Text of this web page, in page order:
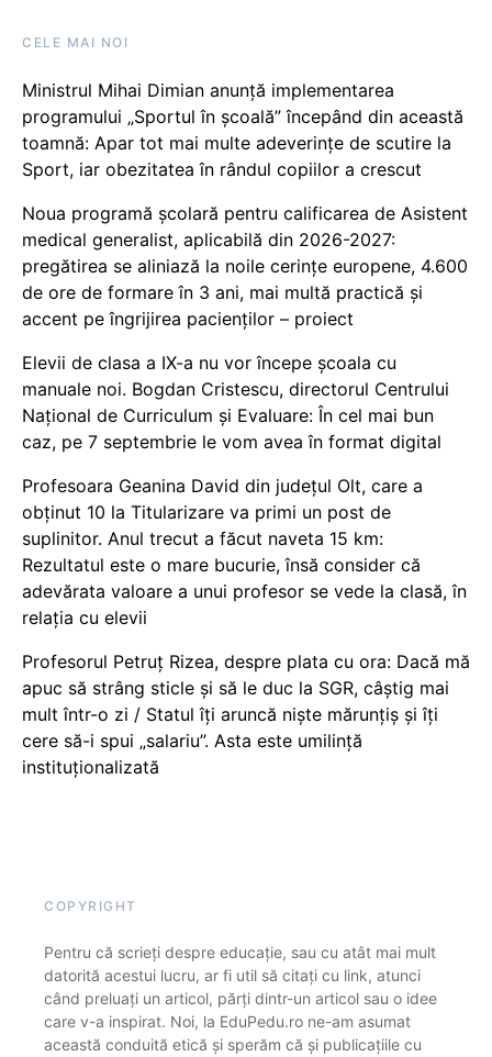
CELE MAI NOI
Ministrul Mihai Dimian anunță implementarea
programului „Sportul în școală” începând din această
toamnă: Apar tot mai multe adeverințe de scutire la
Sport, iar obezitatea în rândul copiilor a crescut
Noua programă școlară pentru calificarea de Asistent
medical generalist, aplicabilă din 2026-2027:
pregătirea se aliniază la noile cerințe europene, 4.600
de ore de formare în 3 ani, mai multă practică și
accent pe îngrijirea pacienților – proiect
Elevii de clasa a IX-a nu vor începe școala cu
manuale noi. Bogdan Cristescu, directorul Centrului
Național de Curriculum și Evaluare: În cel mai bun
caz, pe 7 septembrie le vom avea în format digital
Profesoara Geanina David din județul Olt, care a
obținut 10 la Titularizare va primi un post de
suplinitor. Anul trecut a făcut naveta 15 km:
Rezultatul este o mare bucurie, însă consider că
adevărata valoare a unui profesor se vede la clasă, în
relația cu elevii
Profesorul Petruț Rizea, despre plata cu ora: Dacă mă
apuc să strâng sticle și să le duc la SGR, câștig mai
mult într-o zi / Statul îți aruncă niște mărunțiș și îți
cere să-i spui „salariu”. Asta este umilință
instituționalizată
COPYRIGHT
Pentru că scrieți despre educație, sau cu atât mai mult
datorită acestui lucru, ar fi util să citați cu link, atunci
când preluați un articol, părți dintr-un articol sau o idee
care v-a inspirat. Noi, la EduPedu.ro ne-am asumat
această conduită etică și sperăm că și publicațiile cu